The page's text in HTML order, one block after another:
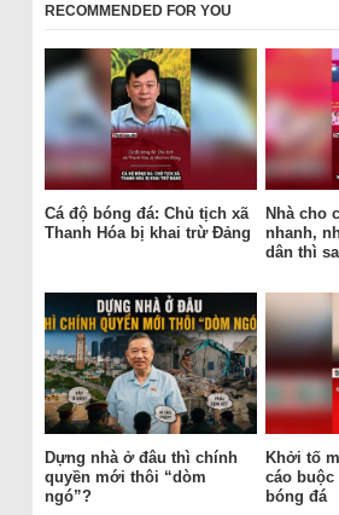
RECOMMENDED FOR YOU
Cá độ bóng đá: Chủ tịch xã
Thanh Hóa bị khai trừ Đảng
Nhà cho
nhanh,
dân thì
Dựng nhà ở đâu thì chính
quyền mới thôi “dòm
ngó”?
Khởi tố
cáo buộc
bóng đá